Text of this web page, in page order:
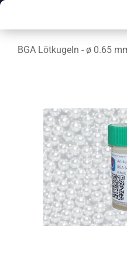
BGA Lötkugeln - ø 0.65